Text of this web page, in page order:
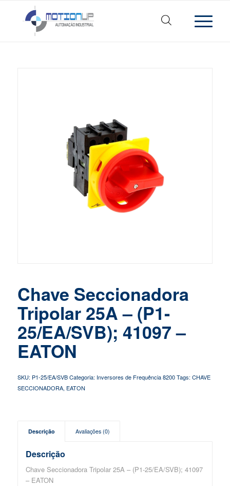
Chave Seccionadora
Tripolar 25A – (P1-
25/EA/SVB); 41097 –
EATON
SKU: P1-25/EA/SVB Categoria: Inversores de Frequência 8200 Tags: CHAVE
SECCIONADORA, EATON
Descrição Avaliações (0)
Descrição
Chave Seccionadora Tripolar 25A – (P1-25/EA/SVB); 41097
– EATON